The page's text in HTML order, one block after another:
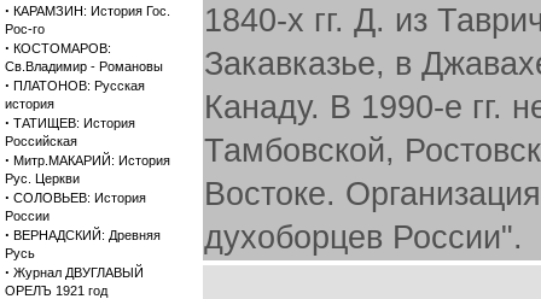
· КАРАМЗИН: История Гос.
Рос-го
· КОСТОМАРОВ:
Св.Владимир - Романовы
· ПЛАТОНОВ: Русская
история
· ТАТИЩЕВ: История
Российская
· Митр.МАКАРИЙ: История
Рус. Церкви
· СОЛОВЬЕВ: История
России
· ВЕРНАДСКИЙ: Древняя
Русь
· Журнал ДВУГЛАВЫЙ
ОРЕЛЪ 1921 год
1840-х гг. Д. из
Закавказье, в
Канаду. В 1990-е гг.
Тамбовской,
Востоке.
духоборцев России".